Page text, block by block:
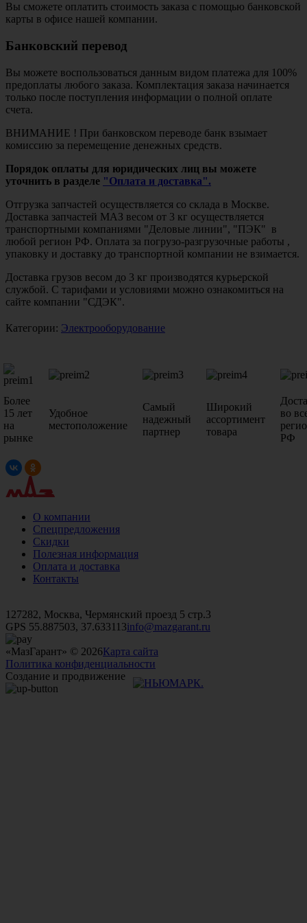
Вы сможете оплатить стоимость заказа с помощью банковской
карты в офисе нашей компании.
Банковский перевод
Вы можете воспользоваться данным видом платежа для 100%
предоплаты любого заказа. Комплектация заказа начинается
только после поступления информации о полной оплате
счета.
ВНИМАНИЕ ! При банковском переводе банк взымает
комиссию за перемещение денежных средств.
Порядок оплаты для юридических лиц вы можете
уточнить в разделе "Оплата и доставка".
Отгрузка запчастей осуществляется со склада в Москве.
Доставка запчастей МАЗ весом от 3 кг осуществляется
транспортными компаниями "Деловые линии", "ПЭК" в
любой регион РФ. Оплата за погрузо-разгрузочные работы ,
упаковку и доставку до транспортной компании не взимается.
Доставка грузов весом до 3 кг производятся курьерской
службой. С тарифами и условиями можно ознакомиться на
сайте компании "СДЭК".
Категории: Электрооборудование
Более
15 лет
на
рынке
Удобное
местоположение
Самый
надежный
партнер
Широкий
ассортимент
товара
во
РФ
О компании
Спецпредложения
Скидки
Полезная информация
Оплата и доставка
Контакты
127282, Москва, Чермянский проезд 5 стр.3
GPS 55.887503, 37.633113info@mazgarant.ru
«МазГарант» © 2026Карта сайта
Политика конфиденциальности
Создание и продвижение